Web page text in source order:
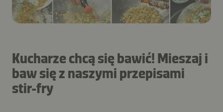
Kucharze chcą się bawić! Mieszaj i
baw się z naszymi przepisami
stir-fry